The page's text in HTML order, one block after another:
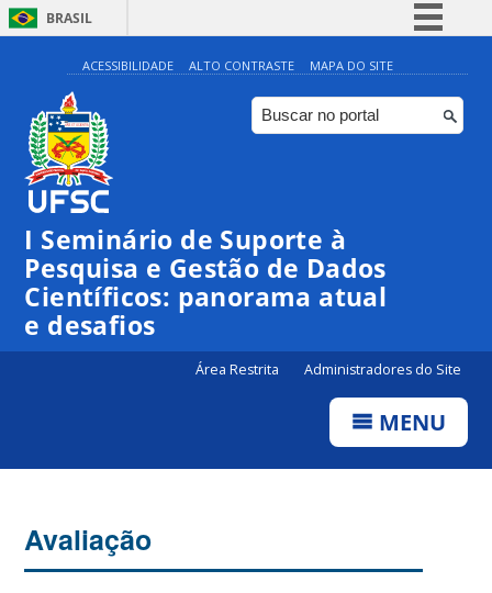
BRASIL
Simplifique!
Comunica BR
Participe
Canais
ACESSIBILIDADE ALTO CONTRASTE MAPA DO SITE
I Seminário de Suporte à
Pesquisa e Gestão de Dados
Científicos: panorama atual
e desafios
Área Restrita Administradores do Site
MENU
Avaliação